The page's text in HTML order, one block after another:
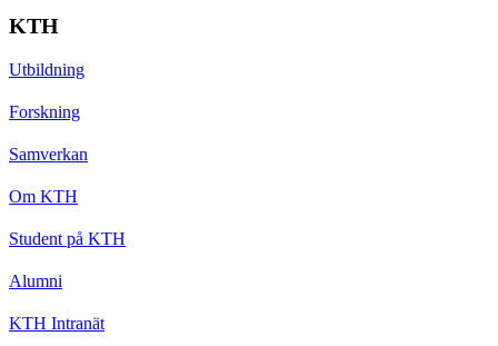
KTH
Utbildning
Forskning
Samverkan
Om KTH
Student på KTH
Alumni
KTH Intranät